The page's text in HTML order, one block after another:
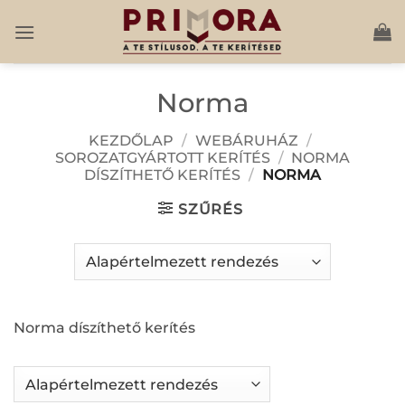
Norma
KEZDŐLAP / WEBÁRUHÁZ /
SOROZATGYÁRTOTT KERÍTÉS / NORMA
DÍSZÍTHETŐ KERÍTÉS / NORMA
SZŰRÉS
Norma díszíthető kerítés